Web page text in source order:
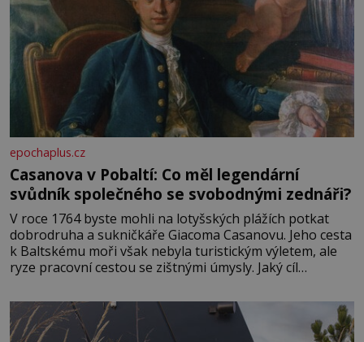
epochaplus.cz
Casanova v Pobaltí: Co měl legendární
svůdník společného se svobodnými zednáři?
V roce 1764 byste mohli na lotyšských plážích potkat
dobrodruha a sukničkáře Giacoma Casanovu. Jeho cesta
k Baltskému moři však nebyla turistickým výletem, ale
ryze pracovní cestou se zištnými úmysly. Jaký cíl
lotyšské Rigy? Casanova v Pobaltí kontaktoval tamní
zednářské lóže. Nebyl v této oblasti žádným nováčkem,
protože do zednářské